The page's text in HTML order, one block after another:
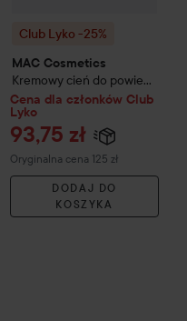
Club Lyko -25%
MAC Cosmetics
Kremowy cień do powiek
Pro Longwear Paint Pot
Painterly
Cena dla członków Club
Lyko
93,75 zł
Oryginalna cena 125 zł
Cena regularna 125 zł
DODAJ DO
KOSZYKA